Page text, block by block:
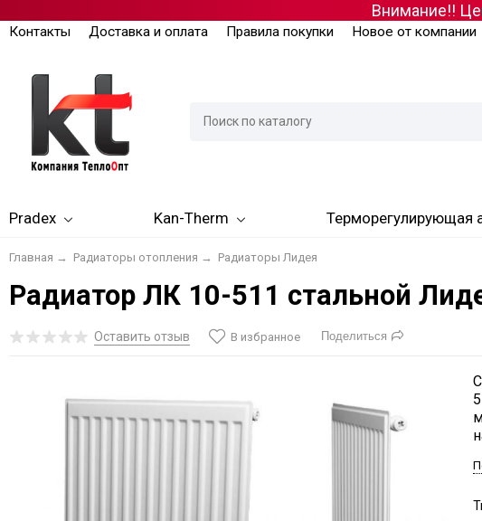
Внимание!!
Контакты Доставка и оплата Правила покупки Новое от компании
Pradex Kan-Therm Терморегулирующая
Главная → Радиаторы отопления → Радиаторы Лидея
Радиатор ЛК 10-511 стальной
Оставить отзыв В избранное Поделиться